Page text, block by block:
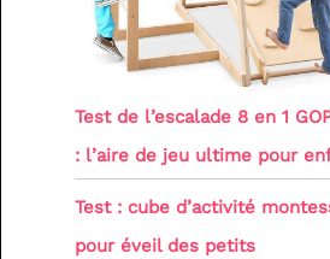
Test de l’escalade 8 en 1
: l’aire de jeu ultime pour
Test : cube d’activité
pour éveil des petits